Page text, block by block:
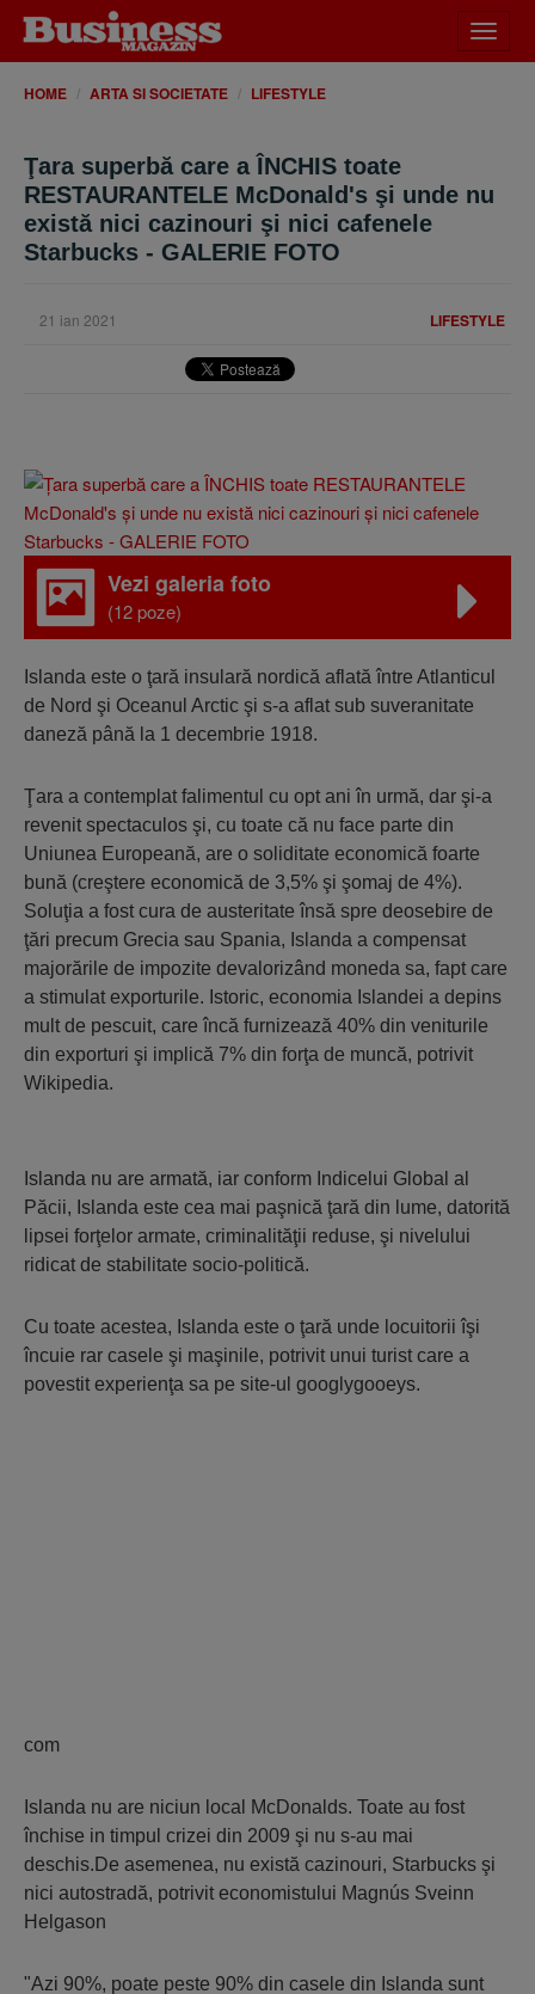
meniu
HOME ARTA SI SOCIETATE LIFESTYLE
Ţara superbă care a ÎNCHIS toate
RESTAURANTELE McDonald's şi unde nu
există nici cazinouri şi nici cafenele
Starbucks - GALERIE FOTO
LIFESTYLE
21 ian 2021
Vezi galeria foto
(12 poze)
Islanda este o ţară insulară nordică aflată între Atlanticul
de Nord şi Oceanul Arctic şi s-a aflat sub suveranitate
daneză până la 1 decembrie 1918.
Ţara a contemplat falimentul cu opt ani în urmă, dar şi-a
revenit spectaculos şi, cu toate că nu face parte din
Uniunea Europeană, are o soliditate economică foarte
bună (creştere economică de 3,5% şi şomaj de 4%).
Soluţia a fost cura de austeritate însă spre deosebire de
ţări precum Grecia sau Spania, Islanda a compensat
majorările de impozite devalorizând moneda sa, fapt care
a stimulat exporturile. Istoric, economia Islandei a depins
mult de pescuit, care încă furnizează 40% din veniturile
din exporturi şi implică 7% din forţa de muncă, potrivit
Wikipedia.
Islanda nu are armată, iar conform Indicelui Global al
Păcii⁠, Islanda este cea mai paşnică ţară din lume, datorită
lipsei forţelor armate, criminalităţii reduse, şi nivelului
ridicat de stabilitate socio-politică.
Cu toate acestea, Islanda este o ţară unde locuitorii îşi
încuie rar casele şi maşinile, potrivit unui turist care a
povestit experienţa sa pe site-ul googlygooeys.
com
Islanda nu are niciun local McDonalds. Toate au fost
închise in timpul crizei din 2009 şi nu s-au mai
deschis.De asemenea, nu există cazinouri, Starbucks şi
nici autostradă, potrivit economistului Magnús Sveinn
Helgason
"Azi 90%, poate peste 90% din casele din Islanda sunt